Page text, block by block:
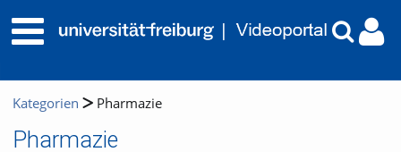
Kategorien Pharmazie
Pharmazie